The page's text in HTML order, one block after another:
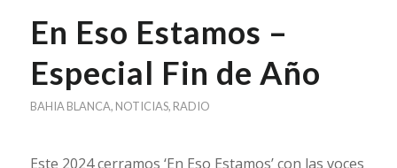
En Eso Estamos –
Especial Fin de Año
BAHIA BLANCA, NOTICIAS, RADIO
Este 2024 cerramos ‘En Eso Estamos’ con las voces